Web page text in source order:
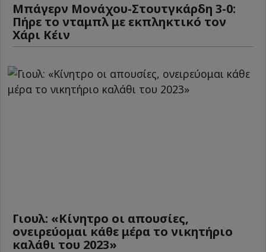
Μπάγερν Μονάχου-Στουτγκάρδη 3-0:
Πήρε το νταμπλ με εκπληκτικό τον
Χάρι Κέιν
Γιουλ: «Κίνητρο οι απουσίες,
ονειρεύομαι κάθε μέρα το νικητήριο
καλάθι του 2023»